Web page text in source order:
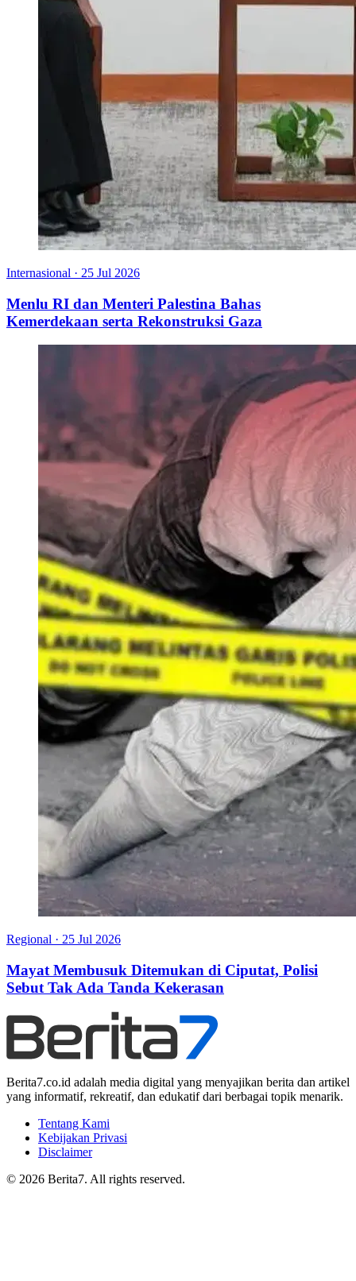
Internasional · 25 Jul 2026
Menlu RI dan Menteri Palestina Bahas
Kemerdekaan serta Rekonstruksi Gaza
Regional · 25 Jul 2026
Mayat Membusuk Ditemukan di Ciputat, Polisi
Sebut Tak Ada Tanda Kekerasan
Berita7.co.id adalah media digital yang menyajikan berita dan artikel
yang informatif, rekreatif, dan edukatif dari berbagai topik menarik.
Tentang Kami
Kebijakan Privasi
Disclaimer
© 2026 Berita7. All rights reserved.